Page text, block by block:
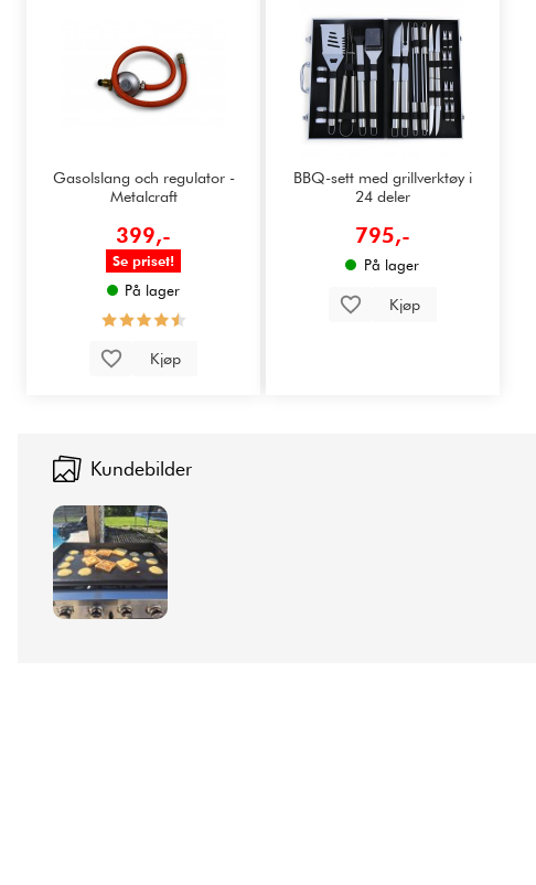
Gasolslang och regulator -
Metalcraft
399,-
Se priset!
På lager
Kjøp
BBQ-sett med grillverktøy i
24 deler
795,-
På lager
Kjøp
Kundebilder